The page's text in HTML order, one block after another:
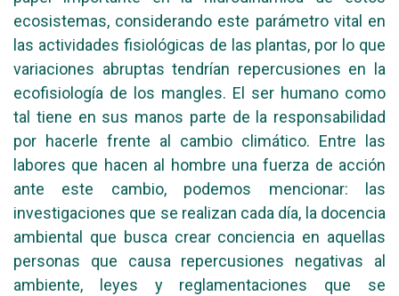
ecosistemas, considerando este parámetro vital en
las actividades fisiológicas de las plantas, por lo que
variaciones abruptas tendrían repercusiones en la
ecofisiología de los mangles. El ser humano como
tal tiene en sus manos parte de la responsabilidad
por hacerle frente al cambio climático. Entre las
labores que hacen al hombre una fuerza de acción
ante este cambio, podemos mencionar: las
investigaciones que se realizan cada día, la docencia
ambiental que busca crear conciencia en aquellas
personas que causa repercusiones negativas al
ambiente, leyes y reglamentaciones que se